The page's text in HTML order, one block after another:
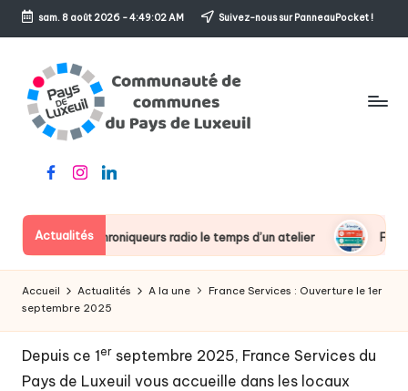
Skip
content
sam. 8 août 2026-4:49:02 AM Suivez-nous sur PanneauPocket !
m
m
u
n
a
u
sens
l'accueil
FacebookInstagramLinkedin
Actualités
des chroniqueurs radio le temps d’un atelier
Accueil Actualités A la une
France Services : Ouverture le 1er
septembre 2025
Depuis ce 1er septembre 2025, France Services du
Pays de Luxeuil vous accueille dans les locaux